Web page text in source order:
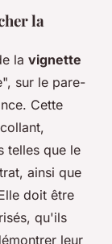
la
la vignette
sur le pare-
Cette
telles que le
ainsi que
doit être
qu'ils
leur